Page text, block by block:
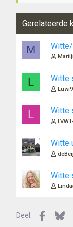
Gerelateerde
M
L Witte
L Witte
Witte
Witte
Deel: